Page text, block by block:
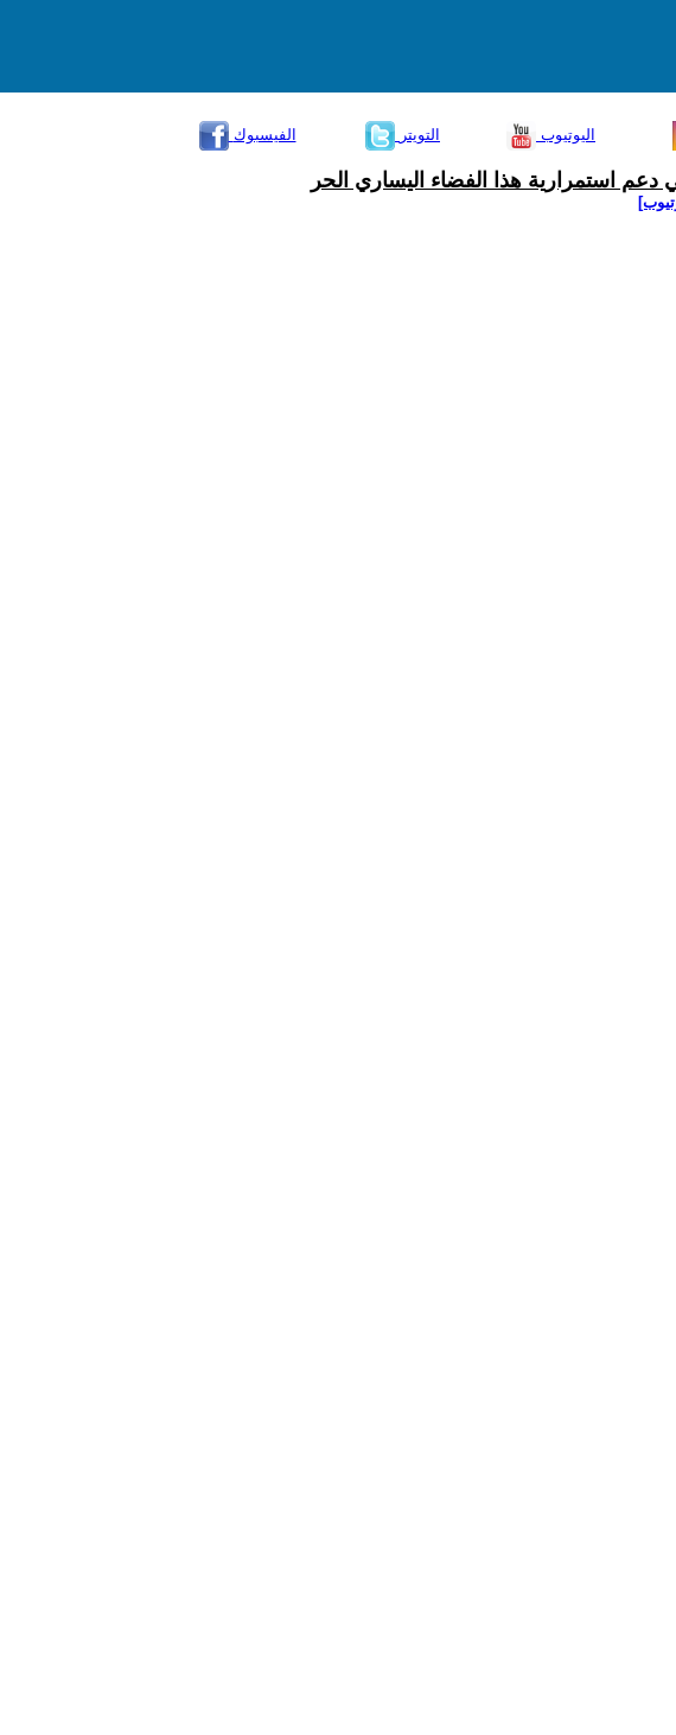
الفيسبوك
التويتر اليوتيوب
دعم استمرارية هذا الفضاء اليساري الحر